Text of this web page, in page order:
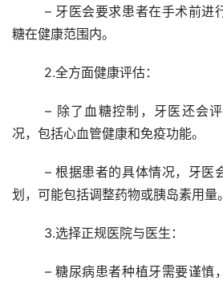
糖在健康范围内。
	2.全方面健康评估：
	– 除了血糖控制，牙医还会评估患者的整体健康状
况，包括心血管健康和免疫功能。
划，可能包括调整药物或胰岛素用量。
	3.选择正规医院与医生：